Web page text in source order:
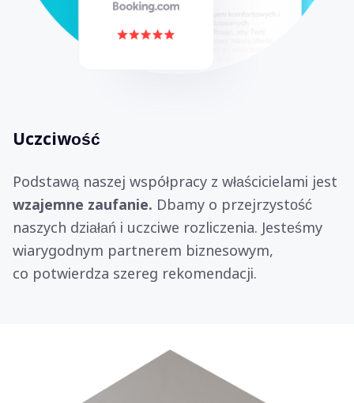
Uczciwość
Podstawą naszej współpracy z właścicielami jest
wzajemne zaufanie. Dbamy o przejrzystość
naszych działań i uczciwe rozliczenia. Jesteśmy
wiarygodnym partnerem biznesowym,
co potwierdza szereg rekomendacji.